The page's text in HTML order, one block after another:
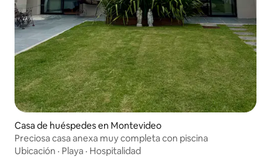
Casa de huéspedes en Montevideo
Preciosa casa anexa muy completa con piscina
Ubicación · Playa · Hospitalidad